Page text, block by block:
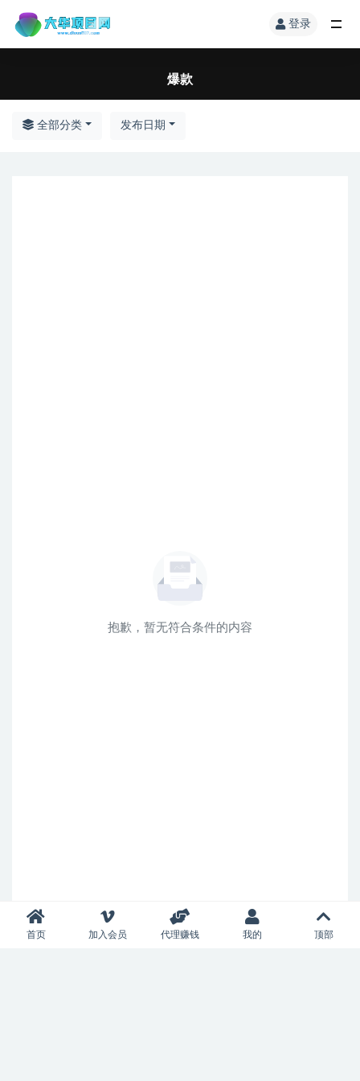
登录
爆款
全部分类 发布日期
抱歉，暂无符合条件的内容
首页 加入会员 代理赚钱 我的 顶部